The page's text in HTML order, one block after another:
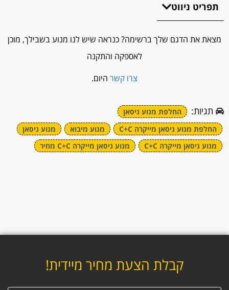
תפריט ניווט
מצאת את הדגם שלך ברשימה? כנראה שיש לנו מנוע בשבילך, מוכן
לאספקה והתקנה
צרו קשר היום.
תגיות:
החלפת מנוע ניסאן
החלפת מנוע ניסאן מייקרה C+C
מנוע מיבוא
מנוע ניסאן
מנוע ניסאן מייקרה C+C
מנוע ניסאן מייקרה C+C מחיר
קבלת הצעת מחיר מיידית!